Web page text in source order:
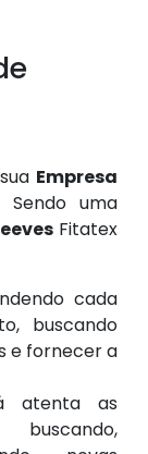
Empresa
Sendo uma
Fitatex
cada
buscando
e fornecer a
atenta as